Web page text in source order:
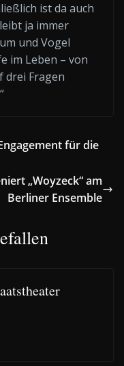
ist da auch
ja immer
und Vogel
im Leben – von
drei Fragen
für die
„Woyzeck“ am
Berliner Ensemble